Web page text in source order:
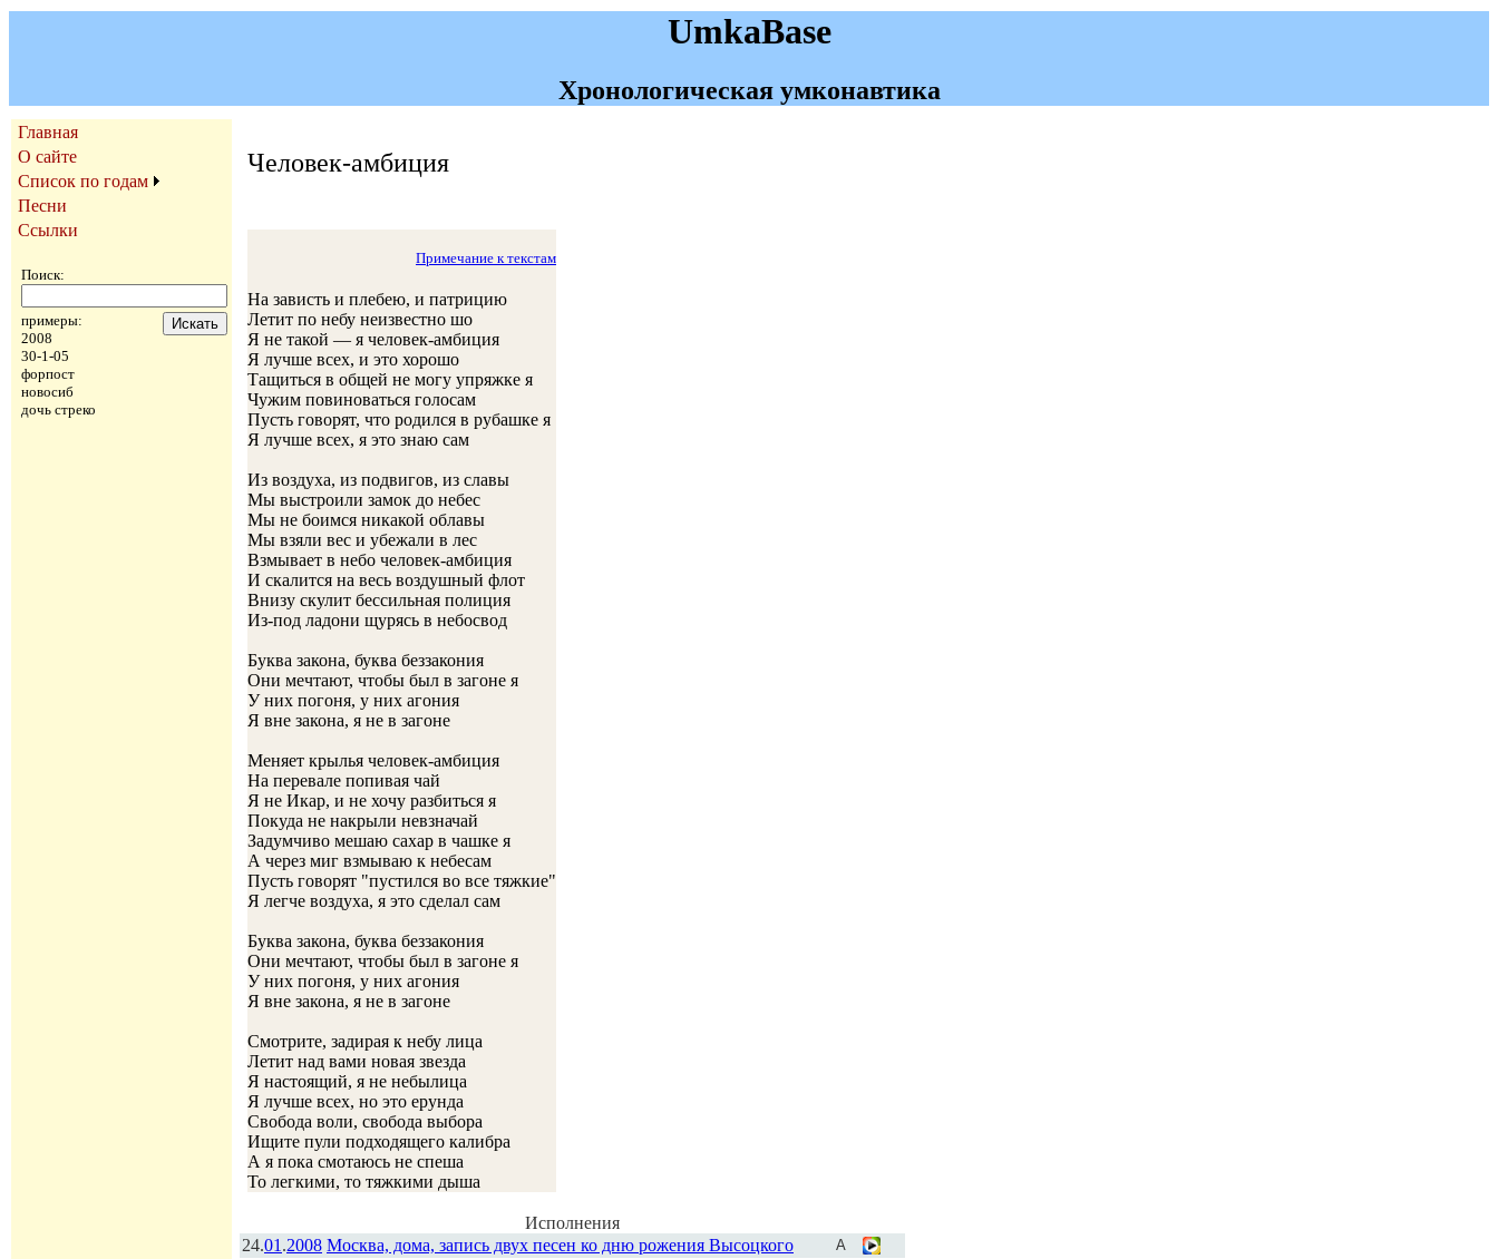
UmkaBase
Хронологическая умконавтика
Главная
О сайте
Список по годам
Песни
Ссылки
Поиск:
примеры:
2008
30-1-05
форпост
новосиб
дочь стреко
Человек-амбиция
Примечание к текстам
На зависть и плебею, и патрицию
Летит по небу неизвестно шо
Я не такой — я человек-амбиция
Я лучше всех, и это хорошо
Тащиться в общей не могу упряжке я
Чужим повиноваться голосам
Пусть говорят, что родился в рубашке я
Я лучше всех, я это знаю сам
Из воздуха, из подвигов, из славы
Мы выстроили замок до небес
Мы не боимся никакой облавы
Мы взяли вес и убежали в лес
Взмывает в небо человек-амбиция
И скалится на весь воздушный флот
Внизу скулит бессильная полиция
Из-под ладони щурясь в небосвод
Буква закона, буква беззакония
Они мечтают, чтобы был в загоне я
У них погоня, у них агония
Я вне закона, я не в загоне
Меняет крылья человек-амбиция
На перевале попивая чай
Я не Икар, и не хочу разбиться я
Покуда не накрыли невзначай
Задумчиво мешаю сахар в чашке я
А через миг взмываю к небесам
Пусть говорят "пустился во все тяжкие"
Я легче воздуха, я это сделал сам
Буква закона, буква беззакония
Они мечтают, чтобы был в загоне я
У них погоня, у них агония
Я вне закона, я не в загоне
Смотрите, задирая к небу лица
Летит над вами новая звезда
Я настоящий, я не небылица
Я лучше всех, но это ерунда
Свобода воли, свобода выбора
Ищите пули подходящего калибра
А я пока смотаюсь не спеша
То легкими, то тяжкими дыша
Исполнения
24.01.2008 Москва, дома, запись двух песен ко дню рожения Высоцкого А